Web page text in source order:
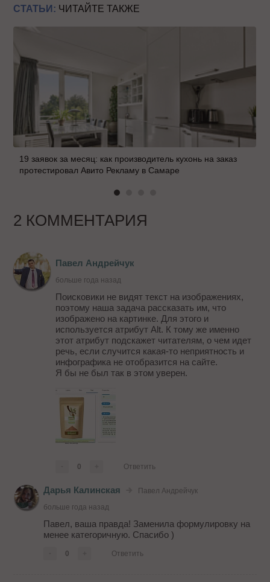
СТАТЬИ: ЧИТАЙТЕ ТАКЖЕ
19 заявок за месяц: как производитель кухонь на заказ
протестировал Авито Рекламу в Самаре
2 КОММЕНТАРИЯ
Павел Андрейчук
больше года назад
Поисковики не видят текст на изображениях,
поэтому наша задача рассказать им, что
изображено на картинке. Для этого и
используется атрибут Alt. К тому же именно
этот атрибут подскажет читателям, о чем идет
речь, если случится какая-то неприятность и
инфографика не отобразится на сайте.
Я бы не был так в этом уверен.
0 Ответить
Дарья Калинская
Павел Андрейчук
больше года назад
Павел, ваша правда! Заменила формулировку на
менее категоричную. Спасибо )
0 Ответить